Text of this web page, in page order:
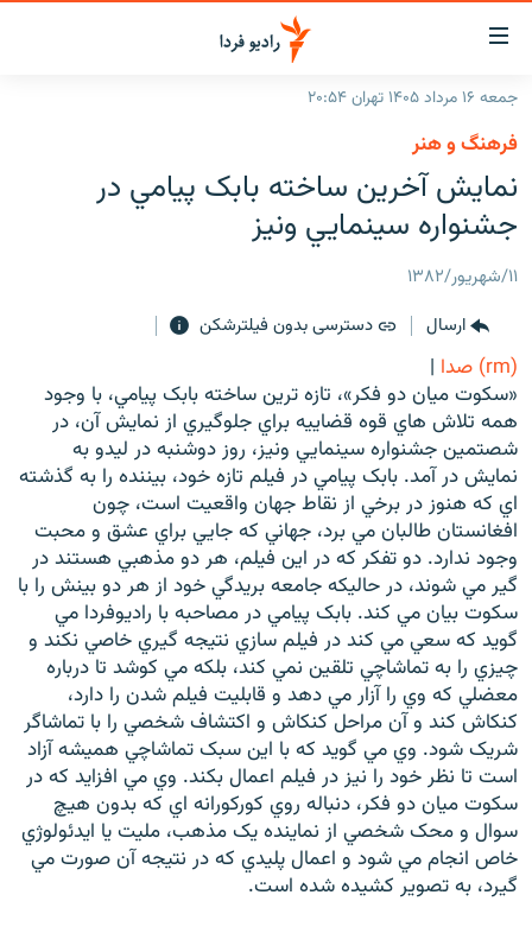
لینک‌های
قابلیت
دسترسی
بازگشت
بازگشت
منوی
اصلی
رفتن
به
صفحه
جستجو
صفحه اصلی
ایران
جهان
برنامه‌های رادیویی
فرکانس‌ها
پادکست
چندرسانه‌ای
گزارش‌های تصویری
گزارش‌های ویدئویی
زنان فردا
English
به ما بپیوندید
زبان‌های دیگر
جمعه ۱۶ مرداد ۱۴۰۵ تهران ۲۰:۵۴
فرهنگ و هنر
نمايش آخرين ساخته بابک پيامي در
جشنواره سينمايي ونيز
۱۱/شهریور/۱۳۸۲
ارسال
دسترسی بدون فیلترشکن
(rm) صدا
|
«سکوت ميان دو فکر»، تازه ترين ساخته بابک پيامي، با وجود
همه تلاش هاي قوه قضاييه براي جلوگيري از نمايش آن، در
شصتمين جشنواره سينمايي ونيز، روز دوشنبه در ليدو به
نمايش در آمد. بابک پيامي در فيلم تازه خود، بيننده را به گذشته
اي که هنوز در برخي از نقاط جهان واقعيت است، چون
افغانستان طالبان مي برد، جهاني که جايي براي عشق و محبت
وجود ندارد. دو تفکر که در اين فيلم، هر دو مذهبي هستند در
گير مي شوند، در حاليکه جامعه بريدگي خود از هر دو بينش را با
سکوت بيان مي کند. بابک پيامي در مصاحبه با راديوفردا مي
گويد که سعي مي کند در فيلم سازي نتيجه گيري خاصي نکند و
چيزي را به تماشاچي تلقين نمي کند، بلکه مي کوشد تا درباره
معضلي که وي را آزار مي دهد و قابليت فيلم شدن را دارد،
کنکاش کند و آن مراحل کنکاش و اکتشاف شخصي را با تماشاگر
شريک شود. وي مي گويد که با اين سبک تماشاچي هميشه آزاد
است تا نظر خود را نيز در فيلم اعمال بکند. وي مي افزايد که در
سکوت ميان دو فکر، دنباله روي کورکورانه اي که بدون هيچ
سوال و محک شخصي از نماينده يک مذهب، مليت يا ايدئولوژي
خاص انجام مي شود و اعمال پليدي که در نتيجه آن صورت مي
گيرد، به تصوير کشيده شده است.